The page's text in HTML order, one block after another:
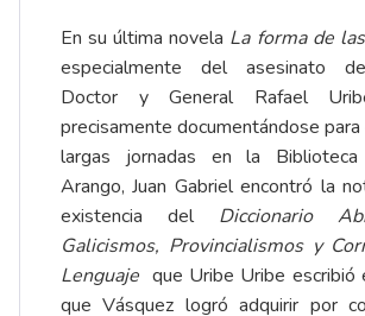
En su última novela La forma de
especialmente del asesinato
Doctor y General Rafael
precisamente documentándose
largas jornadas en la
Arango, Juan Gabriel encontró la
existencia del Diccionario
Galicismos, Provincialismos y
Lenguaje que Uribe Uribe escribió
que Vásquez logró adquirir por